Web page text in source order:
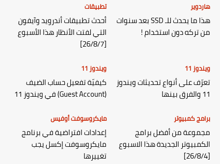
هاردوير
هذا ما يحدث للـ SSD بعد سنوات
من تركه دون استخدام !
تطبيقات
أحدث تطبيقات أندرويد وآيفون
التي لفتت الأنظار هذا الأسبوع
[26/8/7]
ويندوز 11
تعرّف على أنواع تحديثات ويندوز
11 والفرق بينها
ويندوز 11
كيفيّة تفعيل حساب الضيف
(Guest Account) في ويندوز 11
برامج كمبيوتر
مجموعة من أفضل برامج
الكمبيوتر الجديدة هذا الاسبوع
[26/8/4]
مايكروسوفت أوفيس
إعدادات افتراضية في برنامج
مايكروسوفت إكسل يجب
تغييرها